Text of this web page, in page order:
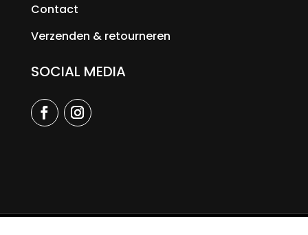
Contact
Verzenden & retourneren
SOCIAL MEDIA